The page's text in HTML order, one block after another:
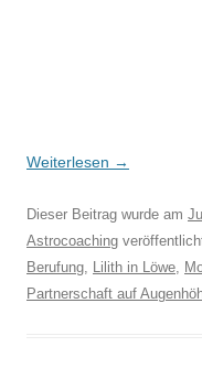
Weiterlesen →
Dieser Beitrag wurde am
Astrocoaching
Berufung, Lilith in Löwe,
Partnerschaft auf